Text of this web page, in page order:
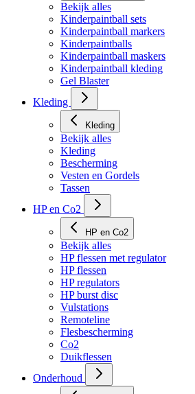
Bekijk alles
Kinderpaintball sets
Kinderpaintball markers
Kinderpaintballs
Kinderpaintball maskers
Kinderpaintball kleding
Gel Blaster
Kleding
Kleding
Bekijk alles
Kleding
Bescherming
Vesten en Gordels
Tassen
HP en Co2
HP en Co2
Bekijk alles
HP flessen met regulator
HP flessen
HP regulators
HP burst disc
Vulstations
Remoteline
Flesbescherming
Co2
Duikflessen
Onderhoud